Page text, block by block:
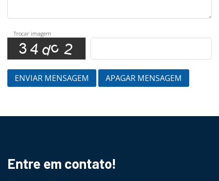
Trocar imagem
ENVIAR MENSAGEM APAGAR MENSAGEM
Entre em contato!